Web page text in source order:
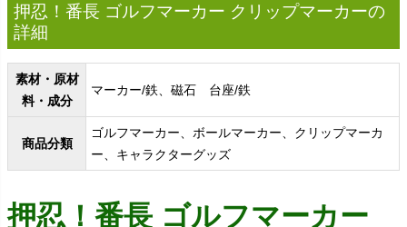
押忍！番長 ゴルフマーカー クリップマーカーの
詳細
素材・原材
料・成分
マーカー/鉄、磁石 台座/鉄
商品分類
ゴルフマーカー、ボールマーカー、クリップマーカ
ー、キャラクターグッズ
押忍！番長 ゴルフマーカー